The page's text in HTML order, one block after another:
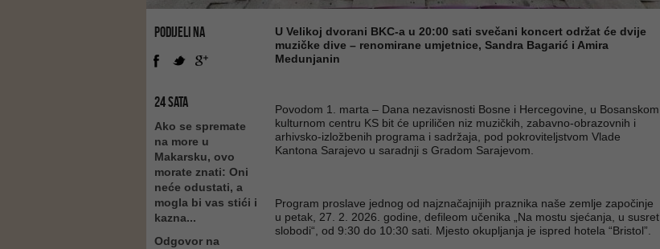
PODIJELI NA
24 SATA
Ako se spremate
na more u
Makarsku, ovo
morate znati: Oni
neće odustati, a
mogla bi vas stići i
kazna...
Odgovor na
U Velikoj dvorani BKC-a u 20:00 sati svečani koncert održat će dvije
muzičke dive – renomirane umjetnice, Sandra Bagarić i Amira
Medunjanin
Povodom 1. marta – Dana nezavisnosti Bosne i Hercegovine, u Bosanskom
kulturnom centru KS bit će upriličen niz muzičkih, zabavno-obrazovnih i
arhivsko-izložbenih programa i sadržaja, pod pokroviteljstvom Vlade
Kantona Sarajevo u saradnji s Gradom Sarajevom.
Program proslave jednog od najznačajnijih praznika naše zemlje započinje
u petak, 27. 2. 2026. godine, defileom učenika „Na mostu sjećanja, u susret
slobodi“, od 9:30 do 10:30 sati. Mjesto okupljanja je ispred hotela “Bristol”.